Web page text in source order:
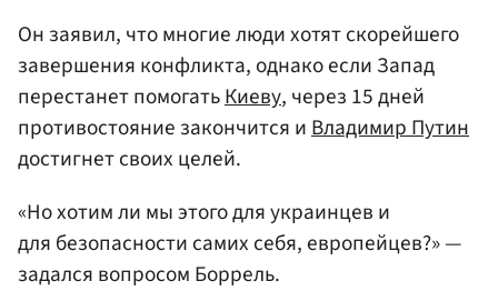
Он заявил, что многие люди хотят скорейшего
завершения конфликта, однако если Запад
перестанет помогатьКиеву, через 15 дней
противостояние закончится иВладимир Путин
достигнет своих целей.
«Но хотим ли мы этого для украинцев и
для безопасности самих себя, европейцев?» —
задался вопросом Боррель.